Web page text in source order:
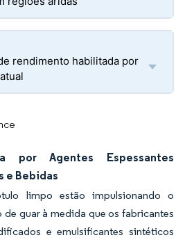
rendimento habilitada por
por Agentes Espessantes
e Bebidas
limpo estão impulsionando o
guar à medida que os fabricantes
e emulsificantes sintéticos